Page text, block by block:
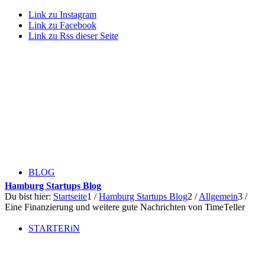
Link zu Instagram
Link zu Facebook
Link zu Rss dieser Seite
BLOG
STARTERiN
Hamburg Startups Blog
Du bist hier: Startseite1 / Hamburg Startups Blog2 / Allgemein3 /
Eine Finanzierung und weitere gute Nachrichten von TimeTeller